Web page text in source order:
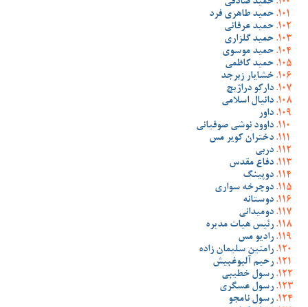
حمید صادقی
حمید طاهری فرد
حمید عرفانی
حمید گلزاری
حمید موسوی
حمید کاظمی
خشایار زبرجد
دارکو دراژیچ
دانیال اسلامی
داور
داوود نوشی صوفیانی
دختران کویر مس
دربی
دفاع مقدس
دوپینگ
دوچرخه سواری
دوستانه
دومیدانی
رئیس هیات مدیره
رادیو مس
رامتین سلیمان زاده
رحیم آلبوغبیش
رسول خطیبی
رسول عسگری
رسول نامجو